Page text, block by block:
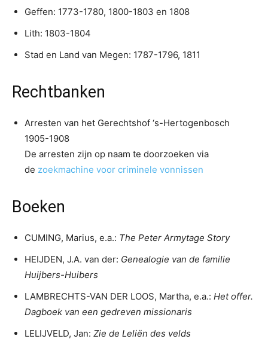
Geffen: 1773-1780, 1800-1803 en 1808
Lith: 1803-1804
Stad en Land van Megen: 1787-1796, 1811
Rechtbanken
Arresten van het Gerechtshof ‘s-Hertogenbosch
1905-1908
De arresten zijn op naam te doorzoeken via
de zoekmachine voor criminele vonnissen
Boeken
CUMING, Marius, e.a.: The Peter Armytage Story
HEIJDEN, J.A. van der: Genealogie van de familie
Huijbers-Huibers
LAMBRECHTS-VAN DER LOOS, Martha, e.a.: Het offer.
Dagboek van een gedreven missionaris
LELIJVELD, Jan: Zie de Leliën des velds